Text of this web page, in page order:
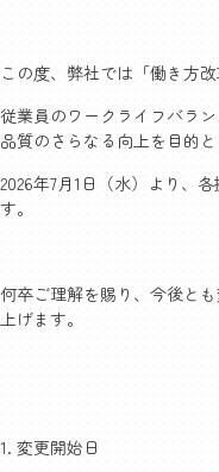
この度、弊社では「働き方改
従業員のワークライフバラ
品質のさらなる向上を目的と
2026年7月1日（水）より、
す。
何卒ご理解を賜り、今後と
上げます。
1. 変更開始日